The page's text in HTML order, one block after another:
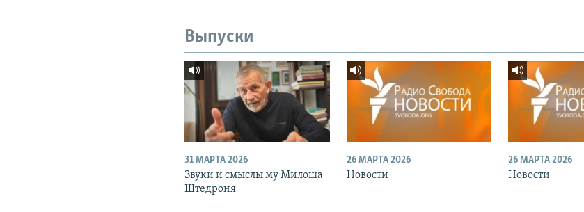
Выпуски
31 МАРТА 2026
Звуки и смыслы му Милоша
Штедроня
26 МАРТА 2026
Новости
26 МАРТА 2026
Новости